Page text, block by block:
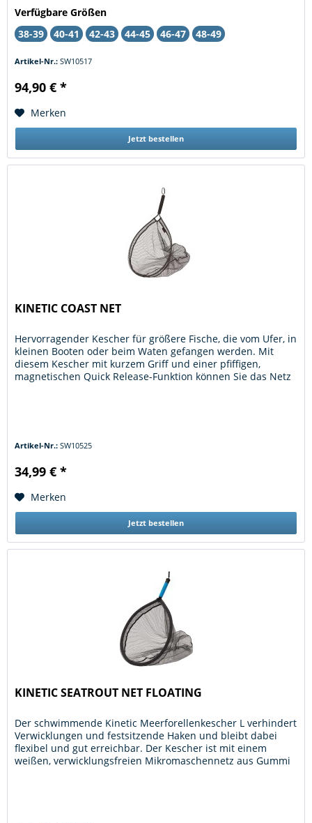
Verfügbare Größen
38-39
40-41 42-43 44-45 46-47 48-49
Artikel-Nr.: SW10517
94,90 € *
Merken
Jetzt bestellen
KINETIC COAST NET
Hervorragender Kescher für größere Fische, die vom Ufer, in
kleinen Booten oder beim Waten gefangen werden. Mit
diesem Kescher mit kurzem Griff und einer pfiffigen,
magnetischen Quick Release-Funktion können Sie das Netz
Artikel-Nr.: SW10525
34,99 € *
Merken
Jetzt bestellen
KINETIC SEATROUT NET FLOATING
Der schwimmende Kinetic Meerforellenkescher L verhindert
Verwicklungen und festsitzende Haken und bleibt dabei
flexibel und gut erreichbar. Der Kescher ist mit einem
weißen, verwicklungsfreien Mikromaschennetz aus Gummi